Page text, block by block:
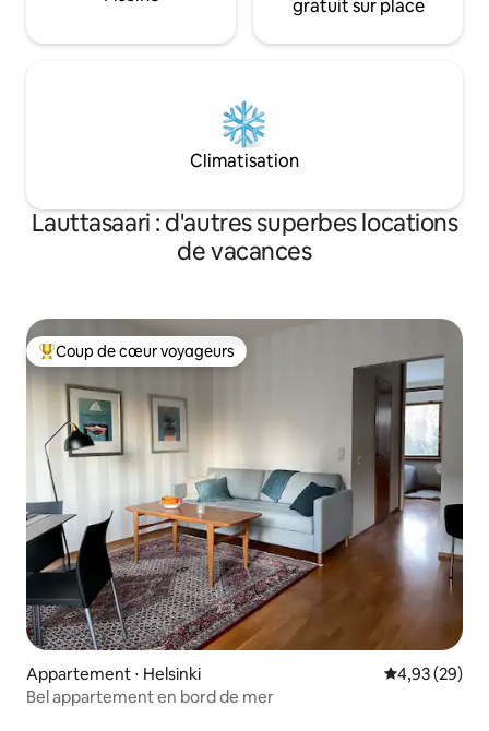
gratuit sur place
Climatisation
Lauttasaari : d'autres superbes locations
de vacances
Coups de cœur voyageurs les plus appréciés
Coup de cœur voyageurs
Appartement ⋅ Helsinki Évaluation
4,93 (29)
Bel appartement en bord de mer